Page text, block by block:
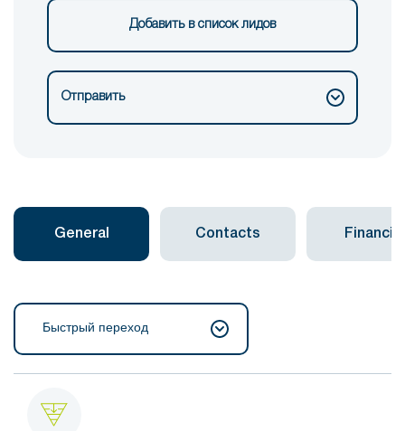
Добавить в список лидов
Отправить
General Contacts Financial
Быстрый переход